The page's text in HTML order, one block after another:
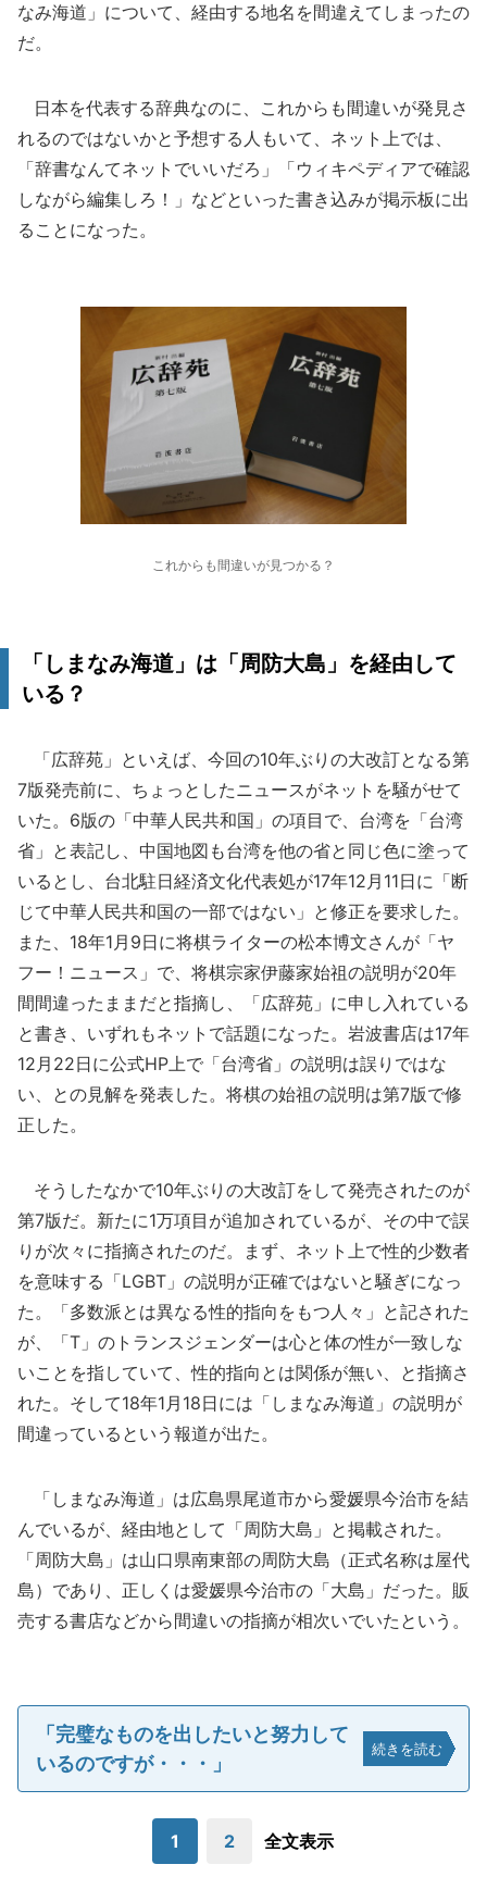
なみ海道」について、経由する地名を間違えてしまったの
だ。
日本を代表する辞典なのに、これからも間違いが発見さ
れるのではないかと予想する人もいて、ネット上では、
「辞書なんてネットでいいだろ」「ウィキペディアで確認
しながら編集しろ！」などといった書き込みが掲示板に出
ることになった。
これからも間違いが見つかる？
「しまなみ海道」は「周防大島」を経由して
いる？
「広辞苑」といえば、今回の10年ぶりの大改訂となる第
7版発売前に、ちょっとしたニュースがネットを騒がせて
いた。6版の「中華人民共和国」の項目で、台湾を「台湾
省」と表記し、中国地図も台湾を他の省と同じ色に塗って
いるとし、台北駐日経済文化代表処が17年12月11日に「断
じて中華人民共和国の一部ではない」と修正を要求した。
また、18年1月9日に将棋ライターの松本博文さんが「ヤ
フー！ニュース」で、将棋宗家伊藤家始祖の説明が20年
間間違ったままだと指摘し、「広辞苑」に申し入れている
と書き、いずれもネットで話題になった。岩波書店は17年
12月22日に公式HP上で「台湾省」の説明は誤りではな
い、との見解を発表した。将棋の始祖の説明は第7版で修
正した。
そうしたなかで10年ぶりの大改訂をして発売されたのが
第7版だ。新たに1万項目が追加されているが、その中で誤
りが次々に指摘されたのだ。まず、ネット上で性的少数者
を意味する「LGBT」の説明が正確ではないと騒ぎになっ
た。「多数派とは異なる性的指向をもつ人々」と記された
が、「T」のトランスジェンダーは心と体の性が一致しな
いことを指していて、性的指向とは関係が無い、と指摘さ
れた。そして18年1月18日には「しまなみ海道」の説明が
間違っているという報道が出た。
「しまなみ海道」は広島県尾道市から愛媛県今治市を結
んでいるが、経由地として「周防大島」と掲載された。
「周防大島」は山口県南東部の周防大島（正式名称は屋代
島）であり、正しくは愛媛県今治市の「大島」だった。販
売する書店などから間違いの指摘が相次いでいたという。
「完璧なものを出したいと努力して
いるのですが・・・」
続きを読む
1 2 全文表示